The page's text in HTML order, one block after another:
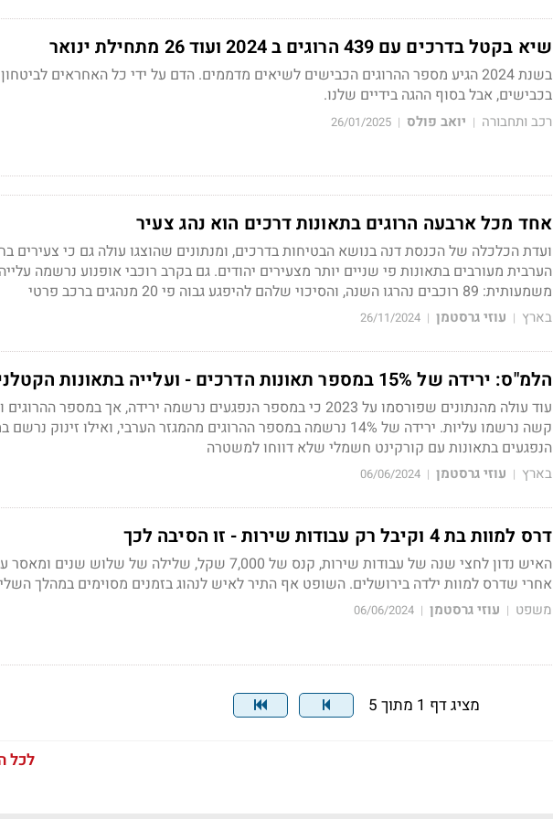
שיא בקטל בדרכים עם 439 הרוגים ב 2024 ועוד 26 מתחילת ינואר
בשנת 2024 הגיע מספר ההרוגים הכבישים לשיאים מדממים. הדם על ידי כל האחראים
בכבישים, אבל בסוף ההגה בידיים שלנו.
רכב ותחבורה | יואב פולס |
26/01/2025
אחד מכל ארבעה הרוגים בתאונות דרכים הוא נהג צעיר
ועדת הכלכלה של הכנסת דנה בנושא הבטיחות בדרכים, ומנתונים שהוצגו עולה גם כי צעירים
הערבית מעורבים בתאונות פי שניים יותר מצעירים יהודים. גם בקרב רוכבי אופנוע נרשמה עלייה
משמעותית: 89 רוכבים נהרגו השנה, והסיכוי שלהם להיפגע גבוה פי 20 מנהגים ברכב פרטי
בארץ | עוזי גרסטמן |
26/11/2024
הלמ"ס: ירידה של 15% במספר תאונות הדרכים - ועלייה בתאונות הקטלניות
עוד עולה מהנתונים שפורסמו על 2023 כי במספר הנפגעים נרשמה ירידה, אך במספר
קשה נרשמו עליות. ירידה של 14% נרשמה במספר ההרוגים מהמגזר הערבי, ואילו זינוק
הנפגעים בתאונות עם קורקינט חשמלי שלא דווחו למשטרה
בארץ | עוזי גרסטמן |
06/06/2024
דרס למוות בת 4 וקיבל רק עבודות שירות - זו הסיבה לכך
האיש נדון לחצי שנה של עבודות שירות, קנס של 7,000 שקל, שלילה של שלוש
אחרי שדרס למוות ילדה בירושלים. השופט אף התיר לאיש לנהוג בזמנים מסוימים במהלך
משפט | עוזי גרסטמן |
06/06/2024
מציג דף 1 מתוך 5
לכל